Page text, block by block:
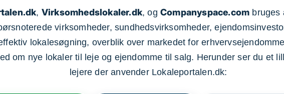
, Virksomhedslokaler.dk, og Companyspace.com bruges
virksomheder, sundhedsvirksomheder,
lokalesøgning, overblik over markedet for
om nye lokaler til leje og ejendomme til salg. Herunder ser du et
lejere der anvender Lokaleportalen.dk: